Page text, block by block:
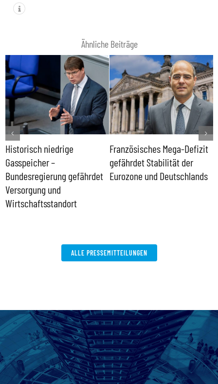
Ähnliche Beiträge
Historisch niedrige
Gasspeicher –
Bundesregierung gefährdet
Versorgung und
Wirtschaftsstandort
Französisches Mega-Defizit
gefährdet Stabilität der
Eurozone und Deutschlands
ALLE PRESSEMITTEILUNGEN